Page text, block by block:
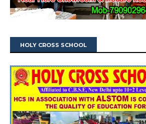
HOLY CROSS SCHOOL